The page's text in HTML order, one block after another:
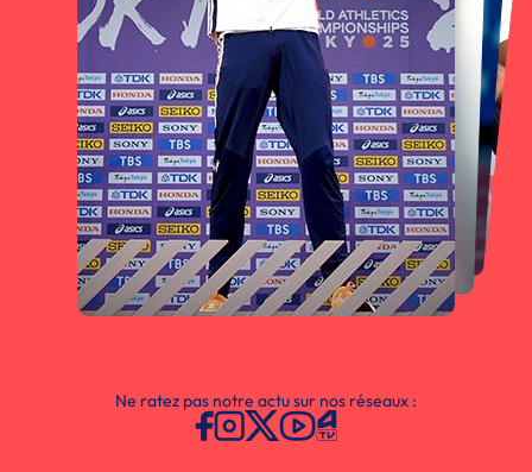
Ne ratez pas notre actu sur nos réseaux :